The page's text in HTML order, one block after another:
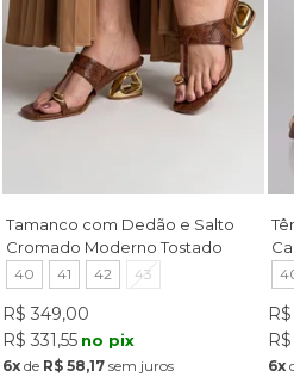
Tamanco com Dedão e Salto
Cromado Moderno Tostado
40 41 42 43
R$ 349,00
R$ 331,55 no pix
6xde R$ 58,17sem juros 6x